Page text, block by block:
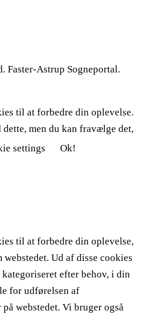
Faster-Astrup Sogneportal.
til at forbedre din oplevelse.
dette, men du kan fravælge det,
settings Ok!
til at forbedre din oplevelse,
webstedet. Ud af disse cookies
kategoriseret efter behov, i din
for udførelsen af
webstedet. Vi bruger også